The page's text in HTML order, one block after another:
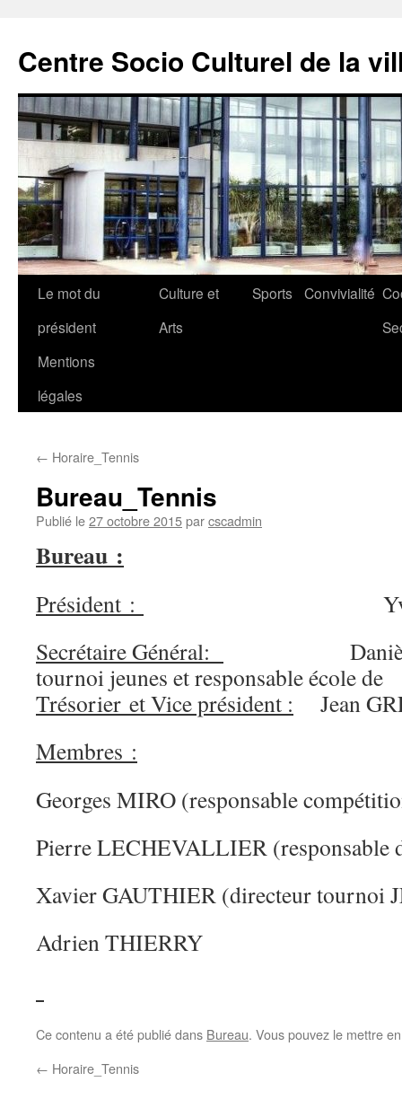
contenu
Centre Socio Culturel de la
Le mot du
président
Culture et
Arts
Sports Convivialité
Mentions
légales
← Horaire_Tennis
Bureau_Tennis
Publié le27 octobre 2015parcscadmin
Bureau :
Président :
Yves
Secrétaire Général:
Danièle
tournoi jeunes et responsable école
Trésorier et Vice président : Jean
Membres :
Georges MIRO (responsable
Pierre LECHEVALLIER (responsable
Xavier GAUTHIER (directeur tournoi
Adrien THIERRY
Ce contenu a été publié dans Bureau. Vous pouvez le mettre
← Horaire_Tennis